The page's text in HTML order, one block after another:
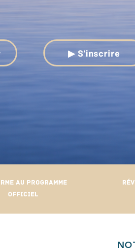
▶ S'inscrire
au programme
Officiel